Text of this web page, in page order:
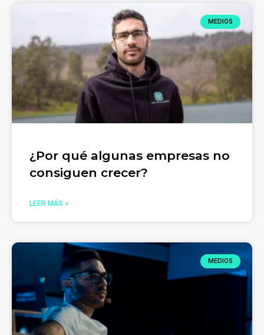
MEDIOS
¿Por qué algunas empresas no
consiguen crecer?
LEER MÁS »
MEDIOS